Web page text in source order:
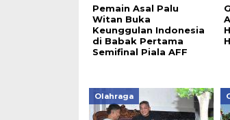
Pemain Asal Palu
Witan Buka
Keunggulan Indonesia
di Babak Pertama
Semifinal Piala AFF
Olahraga